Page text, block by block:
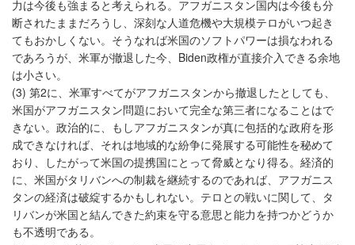
力は今後も強まると考えられる。アフガニスタン国内は今後も分
断されたままだろうし、深刻な人道危機や大規模テロがいつ起き
てもおかしくない。そうなれば米国のソフトパワーは損なわれる
であろうが、米軍が撤退した今、Biden政権が直接介入できる余地
は小さい。
(3) 第2に、米軍すべてがアフガニスタンから撤退したとしても、
米国がアフガニスタン問題において完全な第三者になることはで
きない。政治的に、もしアフガニスタンが真に包括的な政府を形
成できなければ、それは地域的な紛争に発展する可能性を秘めて
おり、したがって米国の提携国にとって脅威となり得る。経済的
に、米国がタリバンへの制裁を継続するのであれば、アフガニス
タンの経済は破綻するかもしれない。テロとの戦いに関して、タ
リバンが米国と結んできた約束を守る意思と能力を持つかどうか
も不透明である。